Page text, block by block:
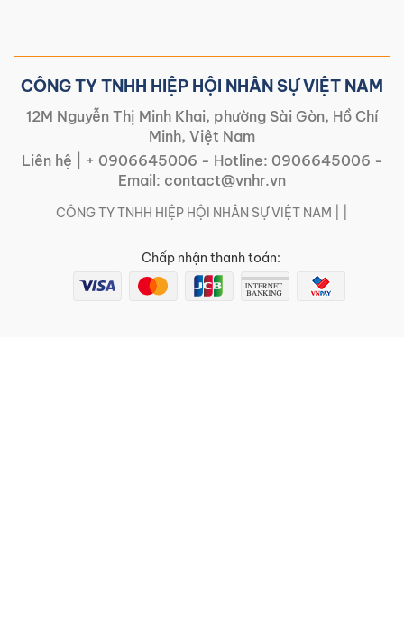
CÔNG TY TNHH HIỆP HỘI NHÂN SỰ VIỆT NAM
12M Nguyễn Thị Minh Khai, phường Sài Gòn, Hồ Chí
Minh, Việt Nam
Liên hệ |
+ 0906645006 - Hotline: 0906645006 -
Email: contact@vnhr.vn
CÔNG TY TNHH HIỆP HỘI NHÂN SỰ VIỆT NAM | |
Chấp nhận thanh toán: